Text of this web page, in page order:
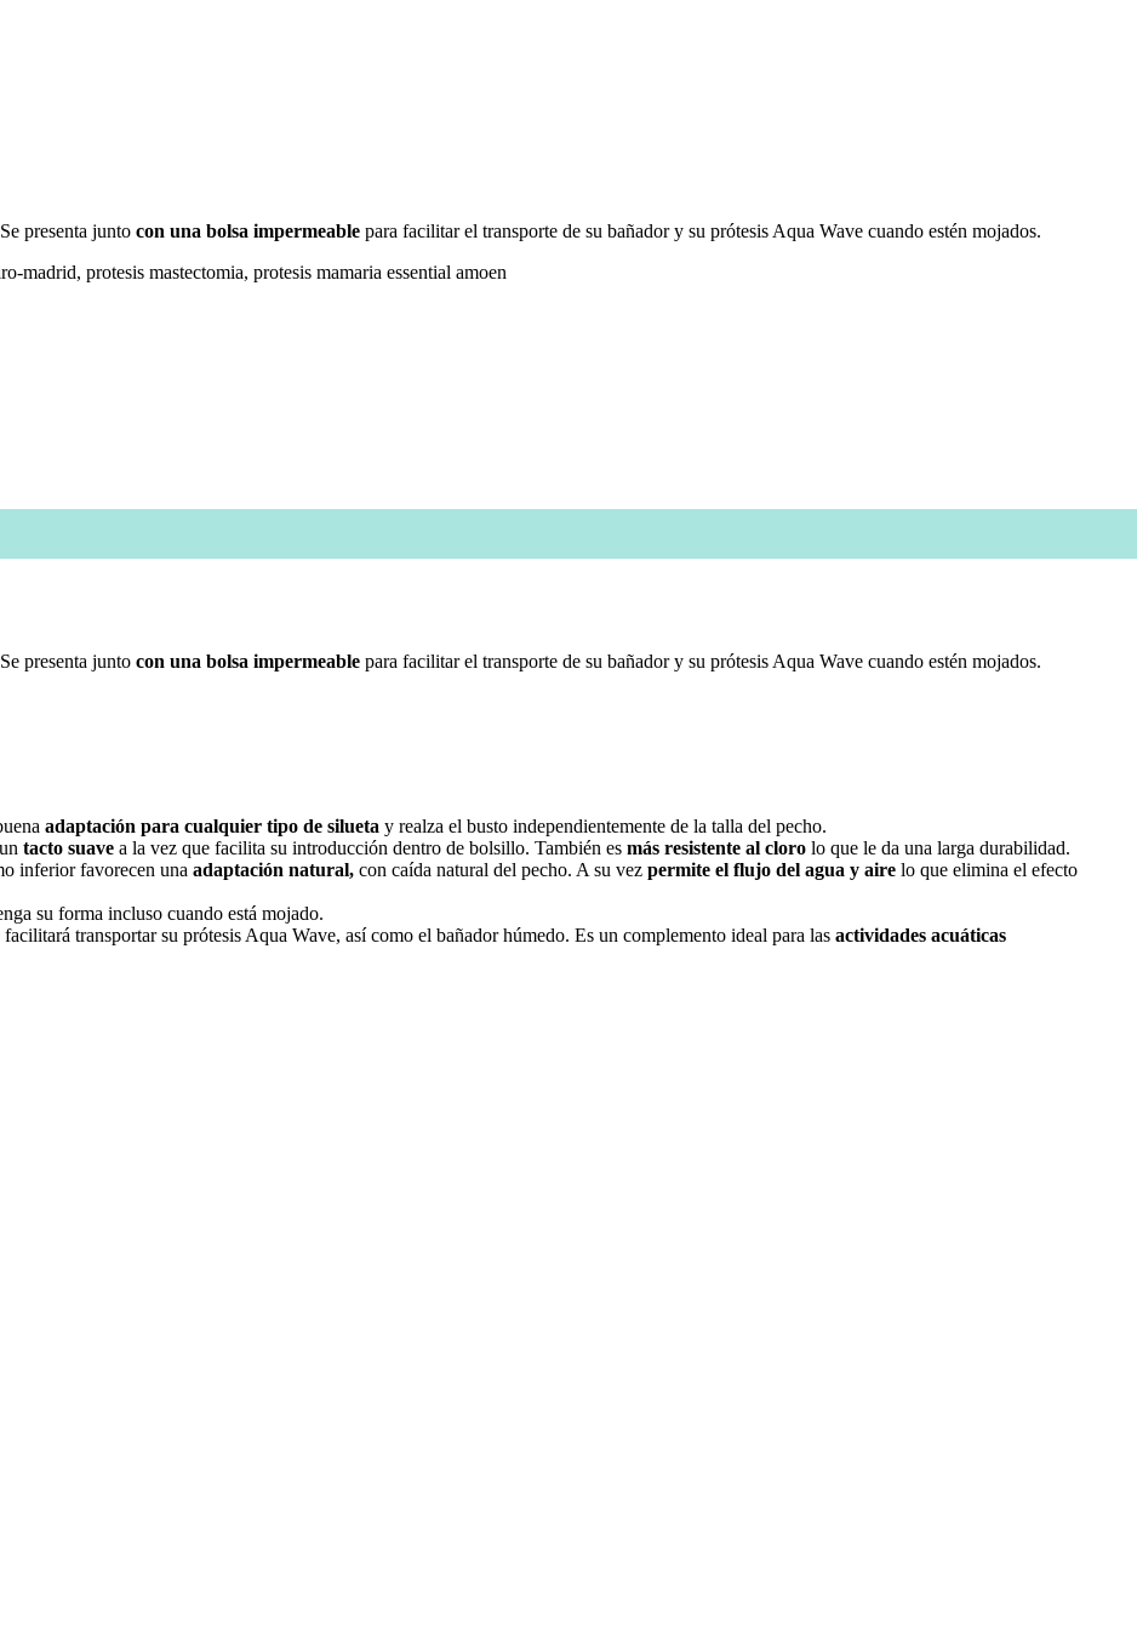
presenta junto con una bolsa impermeable para facilitar el transporte de su bañador y su prótesis Aqua Wave cuando estén mojados.
madrid, protesis mastectomia, protesis mamaria essential amoen
presenta junto con una bolsa impermeable para facilitar el transporte de su bañador y su prótesis Aqua Wave cuando estén mojados.
adaptación para cualquier tipo de silueta y realza el busto independientemente de la talla del pecho.
tacto suave a la vez que facilita su introducción dentro de bolsillo. También es más resistente al cloro lo que le da una larga durabilidad.
inferior favorecen una adaptación natural, con caída natural del pecho. A su vez permite el flujo del agua y aire lo que elimina el efecto
su forma incluso cuando está mojado.
facilitará transportar su prótesis Aqua Wave, así como el bañador húmedo. Es un complemento ideal para las actividades acuáticas